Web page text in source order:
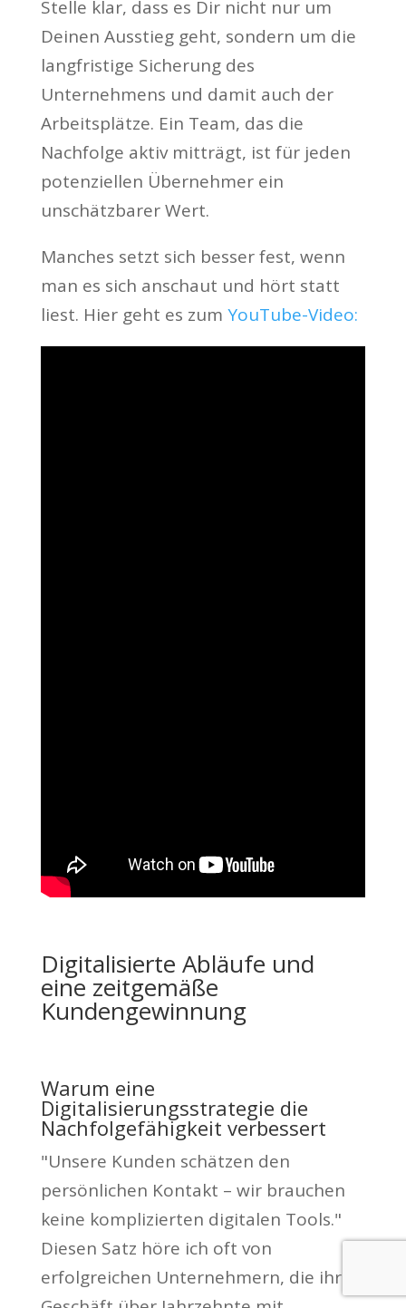
Stelle klar, dass es Dir nicht nur um
Deinen Ausstieg geht, sondern um die
langfristige Sicherung des
Unternehmens und damit auch der
Arbeitsplätze. Ein Team, das die
Nachfolge aktiv mitträgt, ist für jeden
potenziellen Übernehmer ein
unschätzbarer Wert.
Manches setzt sich besser fest, wenn
man es sich anschaut und hört statt
liest. Hier geht es zum YouTube-Video:
Digitalisierte Abläufe und
eine zeitgemäße
Kundengewinnung
Warum eine
Digitalisierungsstrategie die
Nachfolgefähigkeit verbessert
"Unsere Kunden schätzen den
persönlichen Kontakt – wir brauchen
keine komplizierten digitalen Tools."
Diesen Satz höre ich oft von
erfolgreichen Unternehmern, die ihr